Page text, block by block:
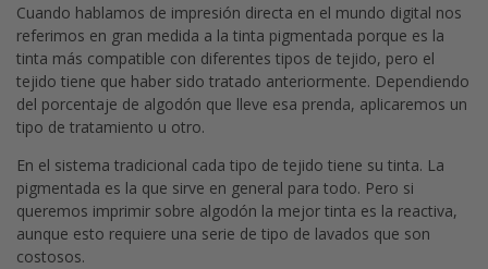
Cuando hablamos de impresión directa en el mundo digital nos
referimos en gran medida a la tinta pigmentada porque es la
tinta más compatible con diferentes tipos de tejido, pero el
tejido tiene que haber sido tratado anteriormente. Dependiendo
del porcentaje de algodón que lleve esa prenda, aplicaremos un
tipo de tratamiento u otro.
En el sistema tradicional cada tipo de tejido tiene su tinta. La
pigmentada es la que sirve en general para todo. Pero si
queremos imprimir sobre algodón la mejor tinta es la reactiva,
aunque esto requiere una serie de tipo de lavados que son
costosos.